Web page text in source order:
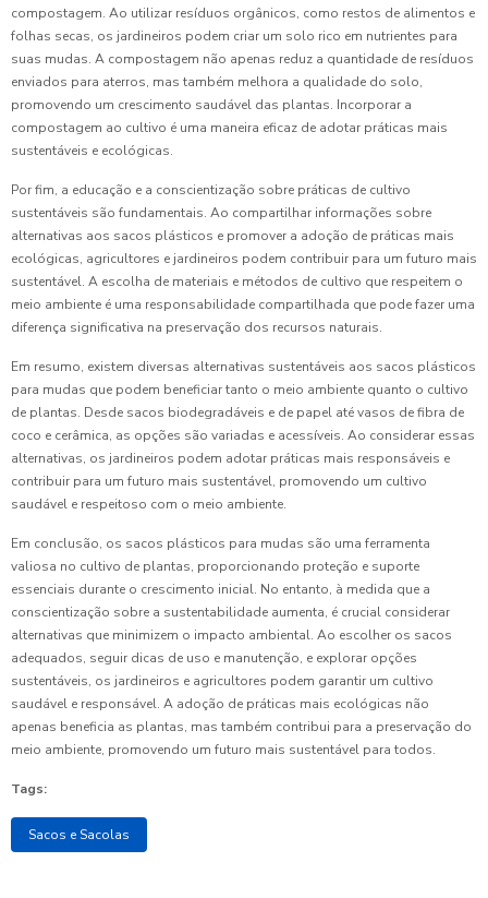
compostagem. Ao utilizar resíduos orgânicos, como restos de alimentos e
folhas secas, os jardineiros podem criar um solo rico em nutrientes para
suas mudas. A compostagem não apenas reduz a quantidade de resíduos
enviados para aterros, mas também melhora a qualidade do solo,
promovendo um crescimento saudável das plantas. Incorporar a
compostagem ao cultivo é uma maneira eficaz de adotar práticas mais
sustentáveis e ecológicas.
Por fim, a educação e a conscientização sobre práticas de cultivo
sustentáveis são fundamentais. Ao compartilhar informações sobre
alternativas aos sacos plásticos e promover a adoção de práticas mais
ecológicas, agricultores e jardineiros podem contribuir para um futuro mais
sustentável. A escolha de materiais e métodos de cultivo que respeitem o
meio ambiente é uma responsabilidade compartilhada que pode fazer uma
diferença significativa na preservação dos recursos naturais.
Em resumo, existem diversas alternativas sustentáveis aos sacos plásticos
para mudas que podem beneficiar tanto o meio ambiente quanto o cultivo
de plantas. Desde sacos biodegradáveis e de papel até vasos de fibra de
coco e cerâmica, as opções são variadas e acessíveis. Ao considerar essas
alternativas, os jardineiros podem adotar práticas mais responsáveis e
contribuir para um futuro mais sustentável, promovendo um cultivo
saudável e respeitoso com o meio ambiente.
Em conclusão, os sacos plásticos para mudas são uma ferramenta
valiosa no cultivo de plantas, proporcionando proteção e suporte
essenciais durante o crescimento inicial. No entanto, à medida que a
conscientização sobre a sustentabilidade aumenta, é crucial considerar
alternativas que minimizem o impacto ambiental. Ao escolher os sacos
adequados, seguir dicas de uso e manutenção, e explorar opções
sustentáveis, os jardineiros e agricultores podem garantir um cultivo
saudável e responsável. A adoção de práticas mais ecológicas não
apenas beneficia as plantas, mas também contribui para a preservação do
meio ambiente, promovendo um futuro mais sustentável para todos.
Tags:
Sacos e Sacolas